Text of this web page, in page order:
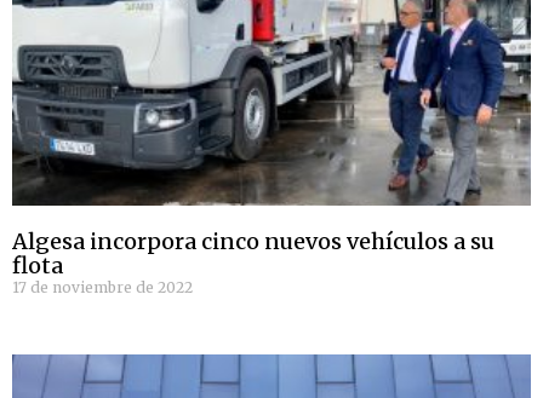
Algesa incorpora cinco nuevos vehículos a su
flota
17 de noviembre de 2022